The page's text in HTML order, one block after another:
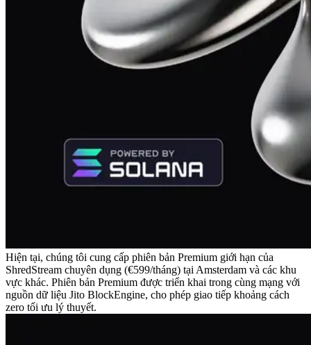
Hiện tại, chúng tôi cung cấp phiên bản Premium giới hạn của
ShredStream chuyên dụng (€599/tháng) tại Amsterdam và các khu
vực khác. Phiên bản Premium được triển khai trong cùng mạng với
nguồn dữ liệu Jito BlockEngine, cho phép giao tiếp khoảng cách
zero tối ưu lý thuyết.